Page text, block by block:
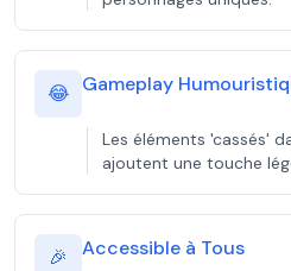
😂 Gameplay
Les éléments 'cassés'
ajoutent une touche
🎉 Accessible à Tous